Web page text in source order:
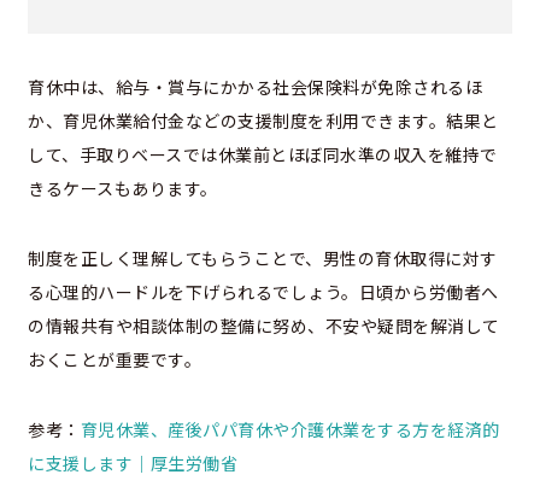
育休中は、給与・賞与にかかる社会保険料が免除されるほ
か、育児休業給付金などの支援制度を利用できます。結果と
して、手取りベースでは休業前とほぼ同水準の収入を維持で
きるケースもあります。
制度を正しく理解してもらうことで、男性の育休取得に対す
る心理的ハードルを下げられるでしょう。日頃から労働者へ
の情報共有や相談体制の整備に努め、不安や疑問を解消して
おくことが重要です。
参考： 育児休業、産後パパ育休や介護休業をする方を経済的
に支援します｜厚生労働省